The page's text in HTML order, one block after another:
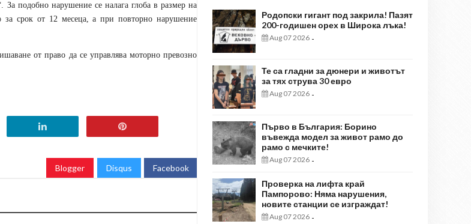
подобно нарушение се налага глоба в размер на
за срок от 12 месеца, а при повторно нарушение
от право да се управлява моторно превозно
Blogger Disqus Facebook
Родопски гигант под закрила! Пазят
200-годишен орех в Широка лъка!
Aug 07 2026 -
Те са гладни за дюнери и животът
за тях струва 30 евро
Aug 07 2026 -
Първо в България: Борино
въвежда модел за живот рамо до
рамо с мечките!
Aug 07 2026 -
Проверка на лифта край
Пампорово: Няма нарушения,
новите станции се изграждат!
Aug 07 2026 -